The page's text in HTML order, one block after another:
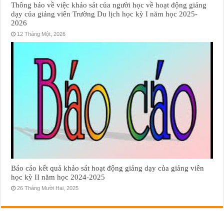
Thông báo về việc khảo sát của người học về hoạt động giảng
dạy của giảng viên Trường Du lịch học kỳ I năm học 2025-
2026
12 Tháng Một, 2026
Báo cáo kết quả khảo sát hoạt động giảng dạy của giảng viên
học kỳ II năm học 2024-2025
26 Tháng Mười Hai, 2025